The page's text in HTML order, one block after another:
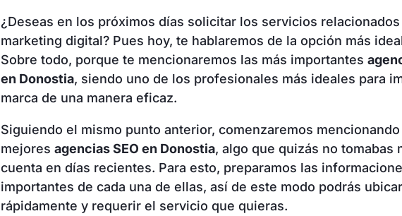
¿Deseas en los próximos días solicitar los servicios
marketing digital? Pues hoy, te hablaremos de la opción más
Sobre todo, porque te mencionaremos las más importantes
en Donostia, siendo uno de los profesionales más ideales para
marca de una manera eficaz.
Siguiendo el mismo punto anterior, comenzaremos mencionando
mejoresagencias SEO en Donostia, algo que quizás no tomabas
cuenta en días recientes. Para esto, preparamos las
importantes de cada una de ellas, así de este modo podrás
rápidamente y requerir el servicio que quieras.